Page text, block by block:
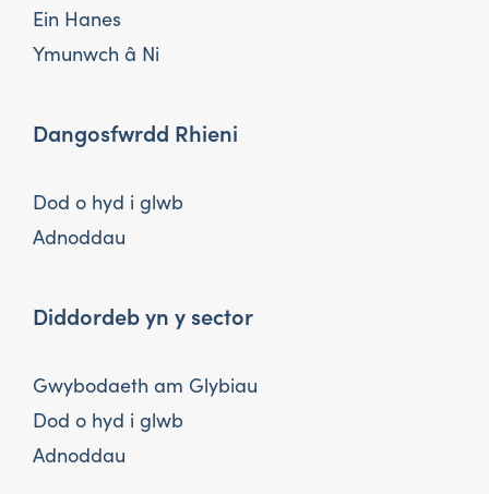
Ein Hanes
Ymunwch â Ni
Dangosfwrdd Rhieni
Dod o hyd i glwb
Adnoddau
Diddordeb yn y sector
Gwybodaeth am Glybiau
Dod o hyd i glwb
Adnoddau